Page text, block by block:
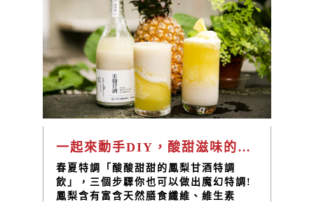
一起來動手DIY，酸甜滋味的「鳳梨甘酒飲」
春夏特調「酸酸甜甜的鳳梨甘酒特調
飲」，三個步驟你也可以做出魔幻特調!
鳳梨含有富含天然膳食纖維、維生素